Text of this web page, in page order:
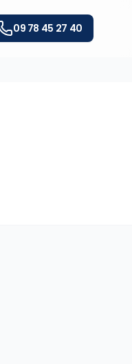
09 78 45 27 40